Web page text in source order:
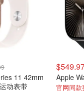
11 42mm
动表带
官网同款